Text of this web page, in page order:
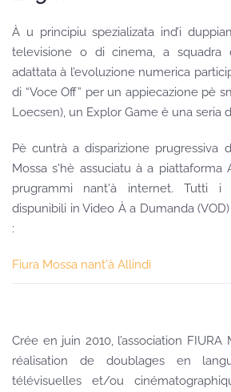
À u principiu spezializata ind’i
televisione o di cinema, a squadra
adattata à l’evoluzione numerica
di “Voce Off” per un appiecazione pè
Loecsen), un Explor Game è una seria
Pè cuntrà a disparizione prugressiva
Mossa s'hè assuciatu à a piattaforma
prugrammi nant'à internet. Tutti i
dispunibili in Video À a Dumanda
:
Fiura Mossa nant'à Allindì
Crée en juin 2010, l’association
réalisation de doublages en
télévisuelles et/ou